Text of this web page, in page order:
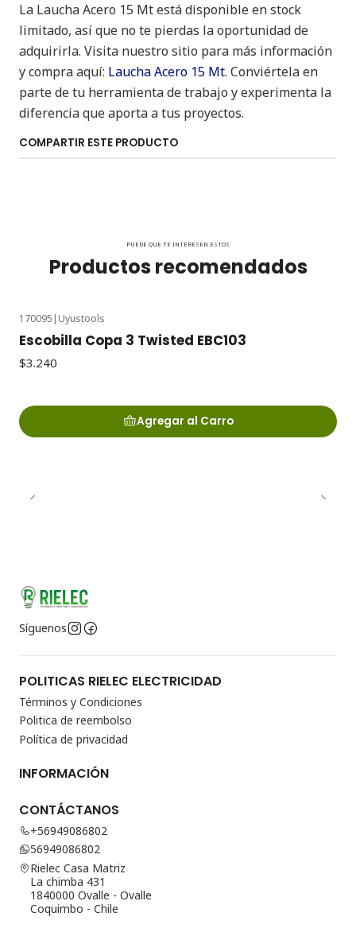
La Laucha Acero 15 Mt está disponible en stock
limitado, así que no te pierdas la oportunidad de
adquirirla. Visita nuestro sitio para más información
y compra aquí: Laucha Acero 15 Mt. Conviértela en
parte de tu herramienta de trabajo y experimenta la
diferencia que aporta a tus proyectos.
COMPARTIR ESTE PRODUCTO
PUEDE QUE TE INTERESEN ESTOS
Productos recomendados
170095 | Uyustools
Escobilla Copa 3 Twisted EBC103
$3.240
Agregar al Carro
Síguenos
POLITICAS RIELEC ELECTRICIDAD
Términos y Condiciones
Politica de reembolso
Política de privacidad
INFORMACIÓN
CONTÁCTANOS
+56949086802
56949086802
Rielec Casa Matriz
La chimba 431
1840000 Ovalle - Ovalle
Coquimbo - Chile